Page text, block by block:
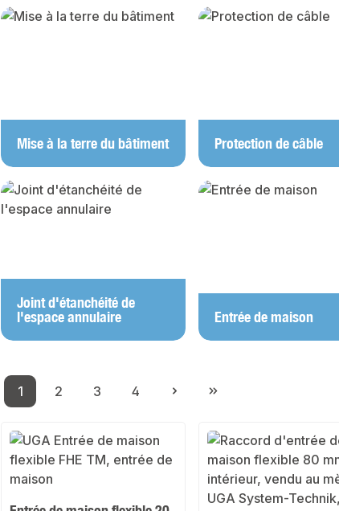
Skip category gallery
Mise à la terre du bâtiment Protection de câble
Joint d'étanchéité de
l'espace annulaire
Entrée de maison
Page
1
Page
2
Page
3
Page
4